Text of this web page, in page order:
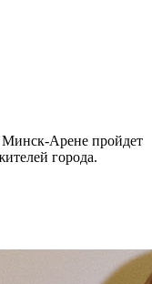
Минск-Арене пройдет
города.